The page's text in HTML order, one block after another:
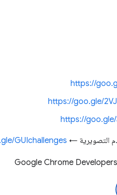
https://
https://goo.gle/
https://
التصويرية ← GUIchallenges